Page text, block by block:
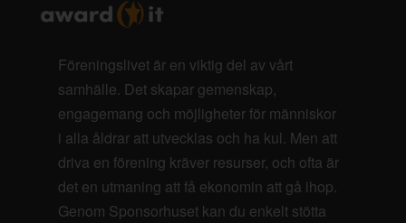
Föreningslivet är en viktig del av vårt
samhälle. Det skapar gemenskap,
engagemang och möjligheter för människor
i alla åldrar att utvecklas och ha kul. Men att
driva en förening kräver resurser, och ofta är
det en utmaning att få ekonomin att gå ihop.
Genom Sponsorhuset kan du enkelt stötta